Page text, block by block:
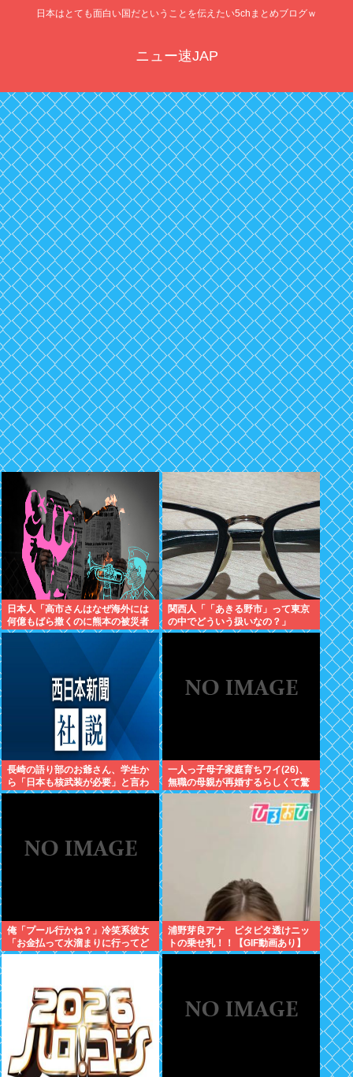
日本はとても面白い国だということを伝えたい5chまとめブログｗ
ニュー速JAP
日本人「高市さんはなぜ海外には
何億もばら撒くのに熊本の被災者
には10万円しか渡さないの？」普
通に炎上する
関西人「「あきる野市」って東京
の中でどういう扱いなの？」
長崎の語り部のお爺さん、学生か
ら「日本も核武装が必要」と言わ
れ発狂
一人っ子母子家庭育ちワイ(26)、
無職の母親が再婚するらしくて驚
愕
俺「プール行かね？」冷笑系彼女
「お金払って水溜まりに行ってど
うすんの」→こういう女と付き合
浦野芽良アナ ピタピタ透けニッ
トの乗せ乳！！【GIF動画あり】